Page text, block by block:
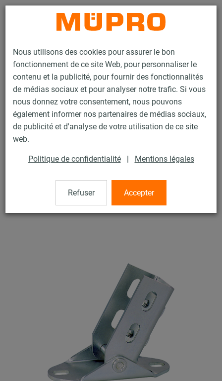
Nous utilisons des cookies pour assurer le bon
fonctionnement de ce site Web, pour personnaliser le
contenu et la publicité, pour fournir des fonctionnalités
de médias sociaux et pour analyser notre trafic. Si vous
nous donnez votre consentement, nous pouvons
également informer nos partenaires de médias sociaux,
de publicité et d'analyse de votre utilisation de ce site
web.
Politique de confidentialité | Mentions légales
Refuser Accepter
Contact
Produits Technique de fixation
Rails d'installation
Platine U articulée MPR
Platine U articulée MPR
Platine U articulée MPR, pour Profil 41/21-41/62, zinguée